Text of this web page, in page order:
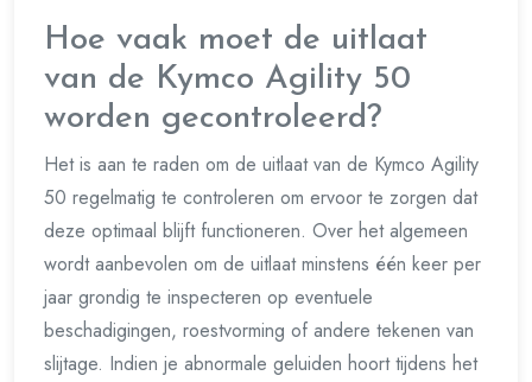
Hoe vaak moet de uitlaat
van de Kymco Agility 50
worden gecontroleerd?
Het is aan te raden om de uitlaat van de Kymco Agility
50 regelmatig te controleren om ervoor te zorgen dat
deze optimaal blijft functioneren. Over het algemeen
wordt aanbevolen om de uitlaat minstens één keer per
jaar grondig te inspecteren op eventuele
beschadigingen, roestvorming of andere tekenen van
slijtage. Indien je abnormale geluiden hoort tijdens het